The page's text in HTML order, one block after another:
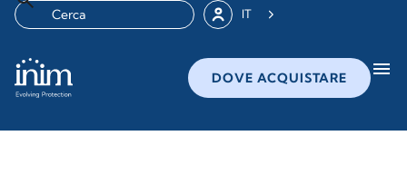
IT
DOVE ACQUISTARE menu